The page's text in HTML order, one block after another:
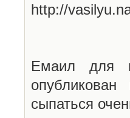
http://
Емаил для
сыпаться